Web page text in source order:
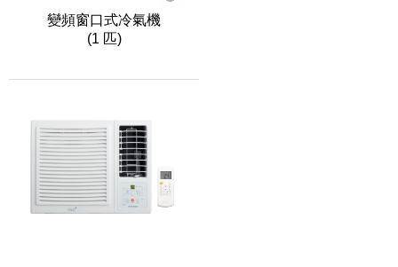
變頻窗口式冷氣機
(1 匹)